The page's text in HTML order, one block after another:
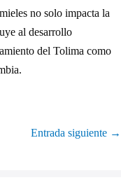
no solo impacta la
al desarrollo
del Tolima como
Entrada siguiente →